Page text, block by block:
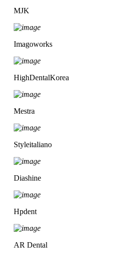
MJK
Imagoworks
HighDentalKorea
Mestra
Styleitaliano
Diashine
Hpdent
AR Dental